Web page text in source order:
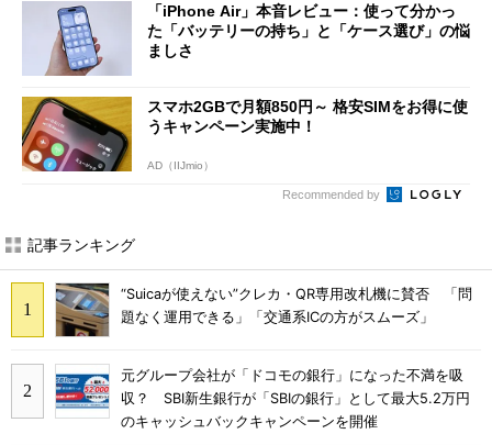
「iPhone Air」本音レビュー：使って分かっ
た「バッテリーの持ち」と「ケース選び」の悩
ましさ
スマホ2GBで月額850円～ 格安SIMをお得に使
うキャンペーン実施中！
AD（IIJmio）
Recommended by
記事ランキング
“Suicaが使えない”クレカ・QR専用改札機に賛否 「問
題なく運用できる」「交通系ICの方がスムーズ」
元グループ会社が「ドコモの銀行」になった不満を吸
収？ SBI新生銀行が「SBIの銀行」として最大5.2万円
のキャッシュバックキャンペーンを開催